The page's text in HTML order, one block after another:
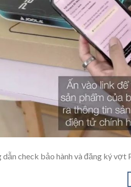
check bảo hành và đăng ký vợt